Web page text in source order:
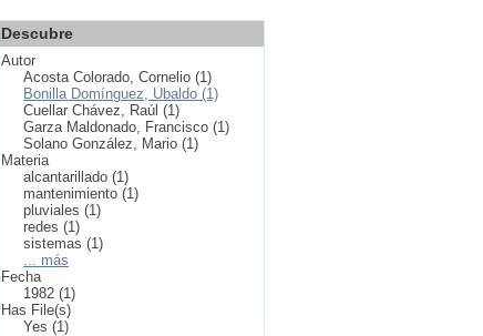
Descubre
Autor
Acosta Colorado, Cornelio (1)
Bonilla Domínguez, Ubaldo (1)
Cuellar Chávez, Raúl (1)
Garza Maldonado, Francisco (1)
Solano González, Mario (1)
Materia
alcantarillado (1)
mantenimiento (1)
pluviales (1)
redes (1)
sistemas (1)
... más
Fecha
1982 (1)
Has File(s)
Yes (1)